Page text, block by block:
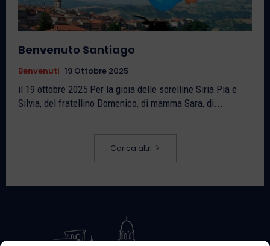
Benvenuto Santiago
Benvenuti 19 Ottobre 2025
il 19 ottobre 2025 Per la gioia delle sorelline Siria Pia e
Silvia, del fratellino Domenico, di mamma Sara, di...
Carica altri